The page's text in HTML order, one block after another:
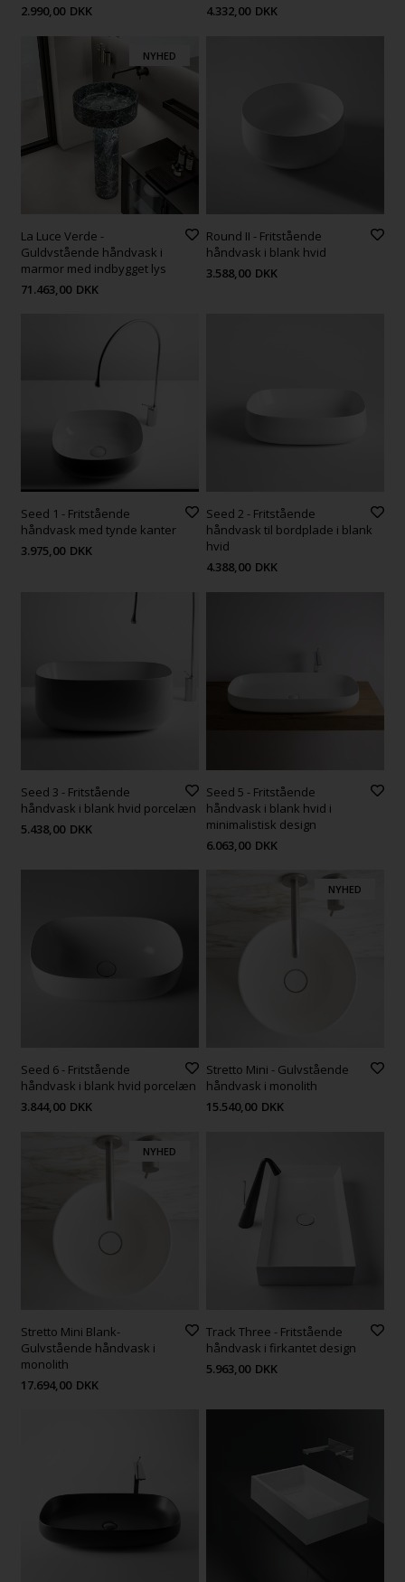
2.990,00 DKK
4.332,00 DKK
NYHED
La Luce Verde -
Guldvstående håndvask i
marmor med indbygget lys
71.463,00 DKK
Round II - Fritstående
håndvask i blank hvid
3.588,00 DKK
Seed 1 - Fritstående
håndvask med tynde kanter
3.975,00 DKK
Seed 2 - Fritstående
håndvask til bordplade i blank
hvid
4.388,00 DKK
Seed 3 - Fritstående
håndvask i blank hvid porcelæn
5.438,00 DKK
Seed 5 - Fritstående
håndvask i blank hvid i
minimalistisk design
6.063,00 DKK
Seed 6 - Fritstående
håndvask i blank hvid porcelæn
3.844,00 DKK
NYHED
Stretto Mini - Gulvstående
håndvask i monolith
15.540,00 DKK
NYHED
Stretto Mini Blank-
Gulvstående håndvask i
monolith
17.694,00 DKK
Track Three - Fritstående
håndvask i firkantet design
5.963,00 DKK